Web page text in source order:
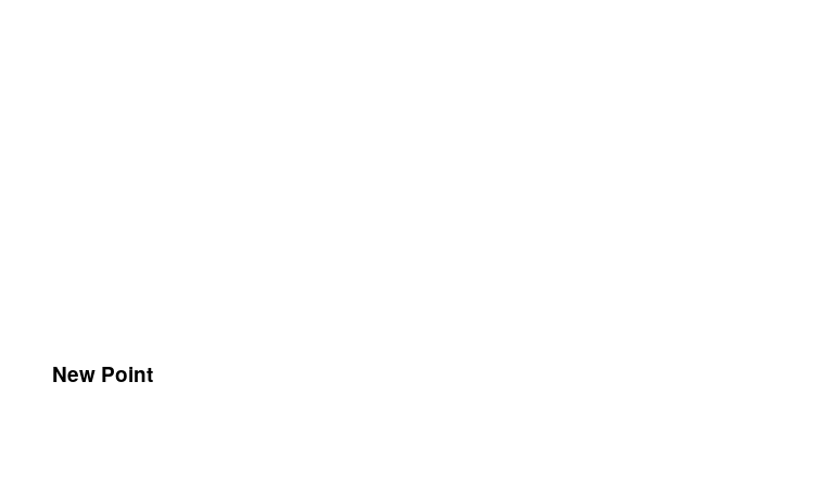
New Point